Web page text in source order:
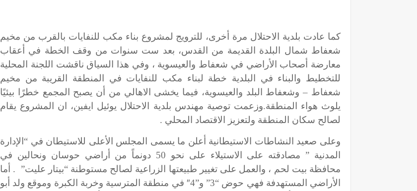
كما عادت بلدية الاحتلال مرة أخرى، للترويج لمشروع بناء مكب للنفايات بالقرب من مخيم
شعفاط شمال البلدة القديمة من القدس، بعد ست سنوات من وقف الخطة في أعقاب
معارضة أصحاب الأراضي في شعفاط والعيسوية ، وفي هذا السياق ناقشت اللجنة المحلية
للتخطيط والبناء في البلدية خطة لبناء مكب للنفايات في المنطقة القريبة من مخيم
شعفاط – وشعفاط البلد والعيسوية، فيما يخشى الاهالي من أن يصبح المجمع خطرًا بيئيًا
يلوث هواء المنطقة.وزعمت توصية مهندس بلدية الاحتلال يوئيل ايفين، ان المشروع يقام
لصالح سكان المنطقة ولتعزيز الاقتصاد المحلي .
وعلى صعيد النشاطات الاستيطانية أعلن ما يسمى المجلس الأعلى للاستيطان في “الإدارة
المدنية ” مصادقته على الاستيلاء على نحو 50 دونماً من أراضي حوسان ونحالين في
محافظة بيت لحم ، والعمل على تغيير طبيعتها الزراعية لصالح مستوطنة “بيتار عليت” . أما
الأراضي المستهدفة فهي حوض “3” و”4
″ في منطقة المترسية وخربة الكبرة وموقع ولد أبو